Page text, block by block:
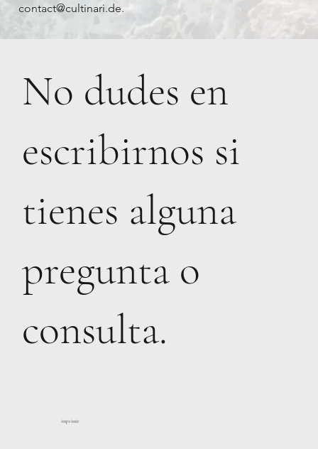
contact@cultinari.de.
No dudes en
escribirnos si
tienes alguna
pregunta o
consulta.
imprimir